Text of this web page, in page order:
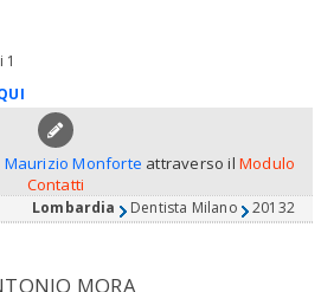
1
Maurizio Monforte attraverso ilModulo
Contatti
Lombardia Dentista Milano 20132
MORA